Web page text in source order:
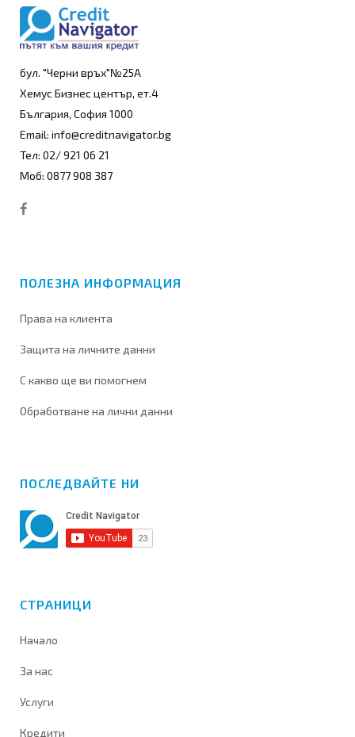
бул. "Черни връх"№25А
Хемус Бизнес център, ет.4
България, София 1000
Email: info@creditnavigator.bg
Тел: 02/ 921 06 21
Моб: 0877 908 387
ПОЛЕЗНА ИНФОРМАЦИЯ
Права на клиента
Защита на личните данни
С какво ще ви помогнем
Обработване на лични данни
ПОСЛЕДВАЙТЕ НИ
СТРАНИЦИ
Начало
За нас
Услуги
Кредити